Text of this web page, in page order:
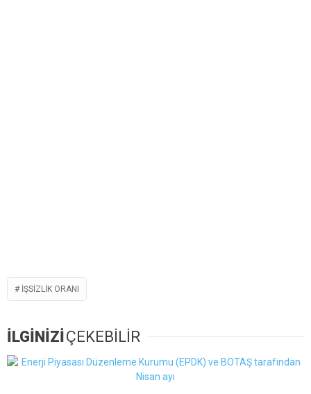
IŞSIZLIK ORANI
İLGİNİZİÇEKEBİLİR